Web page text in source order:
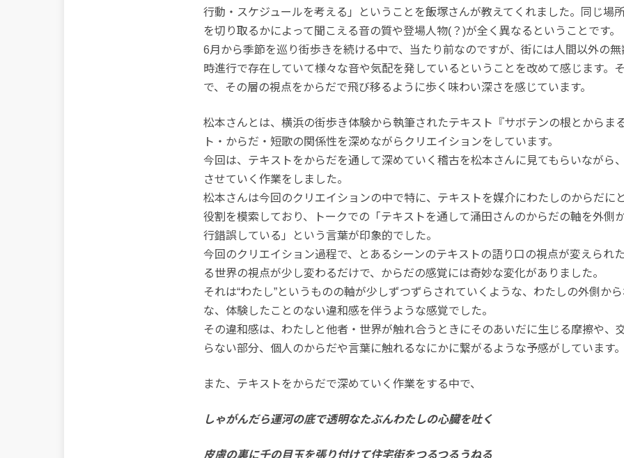
行動・スケジュールを考える」ということを飯塚さんが教えてくれました。同じ場
を切り取るかによって聞こえる音の質や登場人物(？)が全く異なるということです。
6月から季節を巡り街歩きを続ける中で、当たり前なのですが、街には人間以外の
時進行で存在していて様々な音や気配を発しているということを改めて感じます。
で、その層の視点をからだで飛び移るように歩く味わい深さを感じています。
松本さんとは、横浜の街歩き体験から執筆されたテキスト『サボテンの根とからま
ト・からだ・短歌の関係性を深めながらクリエイションをしています。
今回は、テキストをからだを通して深めていく稽古を松本さんに見てもらいながら
させていく作業をしました。
松本さんは今回のクリエイションの中で特に、テキストを媒介にわたしのからだに
役割を模索しており、トークでの「テキストを通して涌田さんのからだの軸を外側
行錯誤している」という言葉が印象的でした。
今回のクリエイション過程で、とあるシーンのテキストの語り口の視点が変えられ
る世界の視点が少し変わるだけで、からだの感覚には奇妙な変化がありました。
それは“わたし”というものの軸が少しずつずらされていくような、わたしの外側か
な、体験したことのない違和感を伴うような感覚でした。
その違和感は、わたしと他者・世界が触れ合うときにそのあいだに生じる摩擦や、
らない部分、個人のからだや言葉に触れるなにかに繋がるような予感がしています
また、テキストをからだで深めていく作業をする中で、
しゃがんだら運河の底で透明なたぶんわたしの心臓を吐く
皮膚の裏に千の目玉を張り付けて住宅街をつるつるうねる